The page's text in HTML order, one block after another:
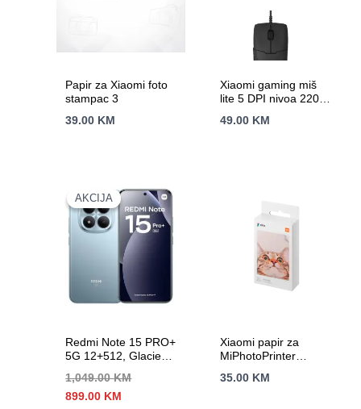
Papir za Xiaomi foto
stampac 3
39.00 KM
Xiaomi gaming miš
lite 5 DPI nivoa 220
49.00 KM
AKCIJA
AKCIJA
Redmi Note 15 PRO+
5G 12+512, Glacier
1,049.00KM
Izvorna
899.00 KM
Xiaomi papir za
MiPhotoPrinter
papir, štampanje bez
35.00 KM